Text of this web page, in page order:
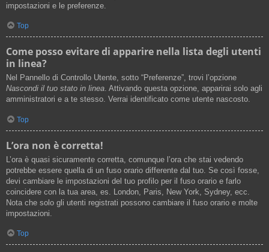
impostazioni e le preferenze.
Top
Come posso evitare di apparire nella lista degli utenti
in linea?
Nel Pannello di Controllo Utente, sotto “Preferenze”, trovi l’opzione
Nascondi il tuo stato in linea. Attivando questa opzione, apparirai solo agli
amministratori e a te stesso. Verrai identificato come utente nascosto.
Top
L’ora non è corretta!
L’ora è quasi sicuramente corretta, comunque l’ora che stai vedendo
potrebbe essere quella di un fuso orario differente dal tuo. Se così fosse,
devi cambiare le impostazioni del tuo profilo per il fuso orario e farlo
coincidere con la tua area, es. London, Paris, New York, Sydney, ecc.
Nota che solo gli utenti registrati possono cambiare il fuso orario e molte
impostazioni.
Top